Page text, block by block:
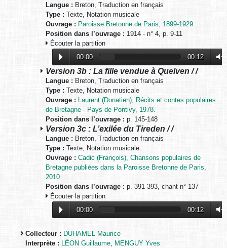
Langue : Breton, Traduction en français
Type : Texte, Notation musicale
Ouvrage : Paroisse Bretonne de Paris, 1899-1929.
Position dans l’ouvrage : 1914 - n° 4, p. 9-11
Écouter la partition
00:00
00:12
Version 3b : La fille vendue à Quelven / /
Langue : Breton, Traduction en français
Type : Texte, Notation musicale
Ouvrage : Laurent (Donatien), Récits et contes populaires
de Bretagne - Pays de Pontivy, 1978.
Position dans l’ouvrage : p. 145-148
Version 3c : L’exilée du Tireden / /
Langue : Breton, Traduction en français
Type : Texte, Notation musicale
Ouvrage : Cadic (François), Chansons populaires de
Bretagne publiées dans la Paroisse Bretonne de Paris,
2010.
Position dans l’ouvrage : p. 391-393, chant n° 137
Écouter la partition
00:00
00:12
Collecteur : DUHAMEL Maurice
Interprète : LÉON Guillaume MENGUY Yves